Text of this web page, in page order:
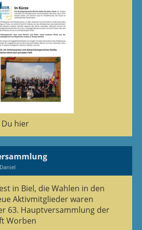
hier
in Biel, die Wahlen in den
Aktivmitglieder waren
63. Hauptversammlung der
Worben